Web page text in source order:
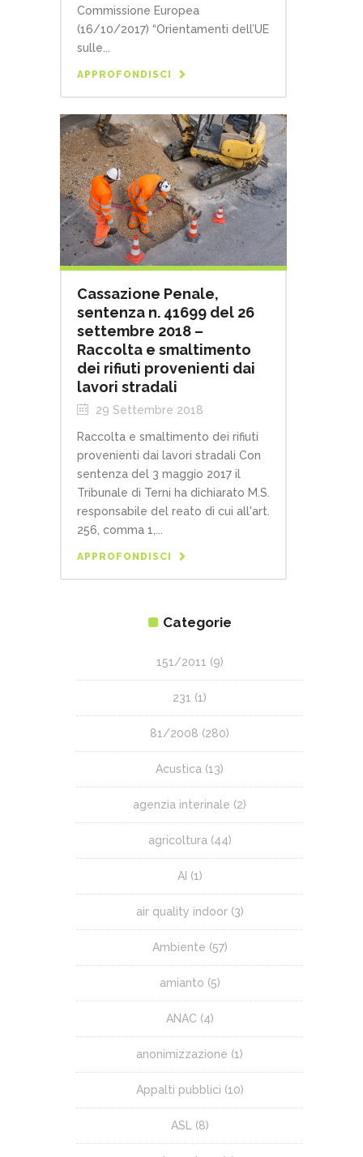
Commissione Europea
(16/10/2017) “Orientamenti dell’UE
sulle...
APPROFONDISCI
Cassazione Penale,
sentenza n. 41699 del 26
settembre 2018 –
Raccolta e smaltimento
dei rifiuti provenienti dai
lavori stradali
29 Settembre 2018
Raccolta e smaltimento dei rifiuti
provenienti dai lavori stradali Con
sentenza del 3 maggio 2017 il
Tribunale di Terni ha dichiarato M.S.
responsabile del reato di cui all'art.
256, comma 1,...
APPROFONDISCI
Categorie
151/2011 (9)
231 (1)
81/2008 (280)
Acustica (13)
agenzia interinale (2)
agricoltura (44)
AI (1)
air quality indoor(3)
Ambiente (57)
amianto (5)
ANAC (4)
anonimizzazione (1)
Appalti pubblici (10)
ASL (8)